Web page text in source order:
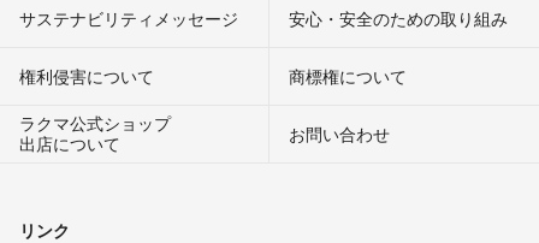
サステナビリティメッセージ 安心・安全のための取り組み
権利侵害について
商標権について
ラクマ公式ショップ
出店について
お問い合わせ
リンク